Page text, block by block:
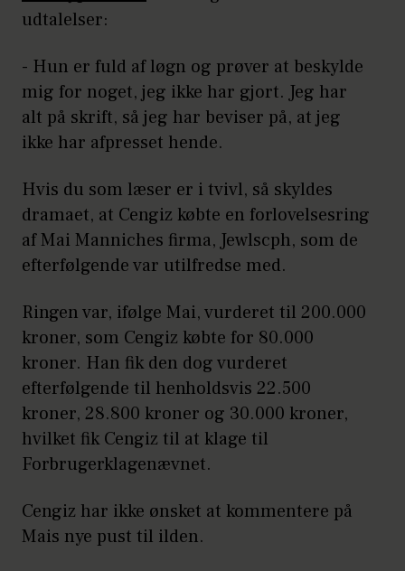
udtalelser:
- Hun er fuld af løgn og prøver at beskylde
mig for noget, jeg ikke har gjort. Jeg har
alt på skrift, så jeg har beviser på, at jeg
ikke har afpresset hende.
Hvis du som læser er i tvivl, så skyldes
dramaet, at Cengiz købte en forlovelsesring
af Mai Manniches firma, Jewlscph, som de
efterfølgende var utilfredse med.
Ringen var, ifølge Mai, vurderet til 200.000
kroner, som Cengiz købte for 80.000
kroner. Han fik den dog vurderet
efterfølgende til henholdsvis 22.500
kroner, 28.800 kroner og 30.000 kroner,
hvilket fik Cengiz til at klage til
Forbrugerklagenævnet.
Cengiz har ikke ønsket at kommentere på
Mais nye pust til ilden.